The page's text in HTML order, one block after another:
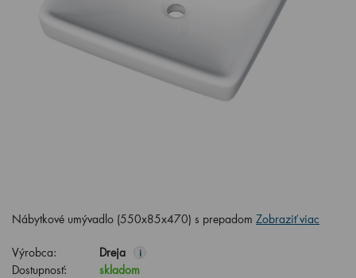
Nábytkové umývadlo (550x85x470) s prepadom Zobraziť viac
Výrobca: Dreja i
Dostupnosť:
skladom